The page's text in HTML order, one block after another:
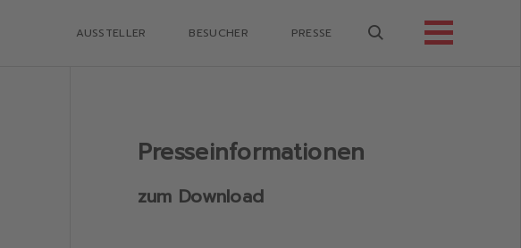
AUSSTELLER BESUCHER PRESSE
Presseinformationen
zum Download